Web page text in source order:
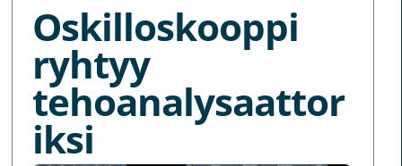
Oskilloskooppi
ryhtyy
tehoanalysaattor
iksi